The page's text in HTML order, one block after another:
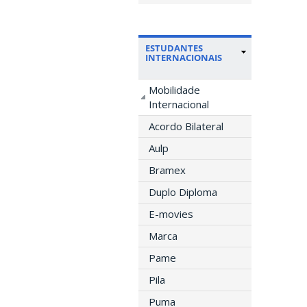
ESTUDANTES
INTERNACIONAIS
Mobilidade
Internacional
Acordo Bilateral
Aulp
Bramex
Duplo Diploma
E-movies
Marca
Pame
Pila
Puma